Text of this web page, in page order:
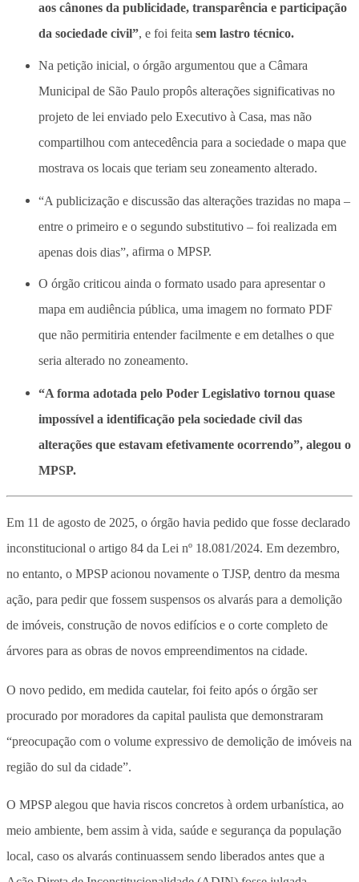
aos cânones da publicidade, transparência e participação
da sociedade civil”, e foi feita sem lastro técnico.
Na petição inicial, o órgão argumentou que a Câmara
Municipal de São Paulo propôs alterações significativas no
projeto de lei enviado pelo Executivo à Casa, mas não
compartilhou com antecedência para a sociedade o mapa que
mostrava os locais que teriam seu zoneamento alterado.
“A publicização e discussão das alterações trazidas no mapa –
entre o primeiro e o segundo substitutivo – foi realizada em
apenas dois dias”, afirma o MPSP.
O órgão criticou ainda o formato usado para apresentar o
mapa em audiência pública, uma imagem no formato PDF
que não permitiria entender facilmente e em detalhes o que
seria alterado no zoneamento.
“A forma adotada pelo Poder Legislativo tornou quase
impossível a identificação pela sociedade civil das
alterações que estavam efetivamente ocorrendo”, alegou o
MPSP.
Em 11 de agosto de 2025, o órgão havia pedido que fosse declarado
inconstitucional o artigo 84 da Lei nº 18.081/2024. Em dezembro,
no entanto, o MPSP acionou novamente o TJSP, dentro da mesma
ação, para pedir que fossem suspensos os alvarás para a demolição
de imóveis, construção de novos edifícios e o corte completo de
árvores para as obras de novos empreendimentos na cidade.
O novo pedido, em medida cautelar, foi feito após o órgão ser
procurado por moradores da capital paulista que demonstraram
“preocupação com o volume expressivo de demolição de imóveis na
região do sul da cidade”.
O MPSP alegou que havia riscos concretos à ordem urbanística, ao
meio ambiente, bem assim à vida, saúde e segurança da população
local, caso os alvarás continuassem sendo liberados antes que a